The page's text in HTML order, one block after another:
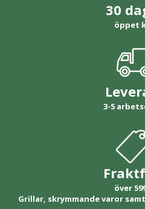
30
öppet
3-5
över
Grillar, skrymmande varor